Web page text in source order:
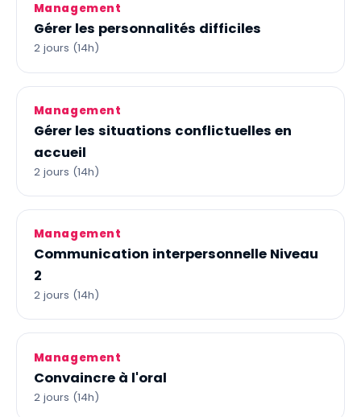
Management
Gérer les personnalités difficiles
2 jours (14h)
Management
Gérer les situations conflictuelles en
accueil
2 jours (14h)
Management
Communication interpersonnelle Niveau
2
2 jours (14h)
Management
Convaincre à l'oral
2 jours (14h)